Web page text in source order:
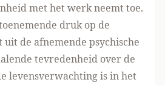
met het werk neemt toe.
druk op de
de afnemende psychische
tevredenheid over de
levensverwachting is in het